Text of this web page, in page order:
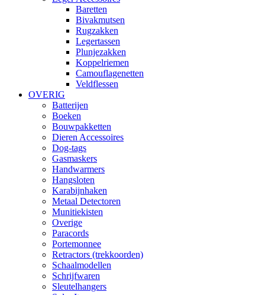
Baretten
Bivakmutsen
Rugzakken
Legertassen
Plunjezakken
Koppelriemen
Camouflagenetten
Veldflessen
OVERIG
Batterijen
Boeken
Bouwpakketten
Dieren Accessoires
Dog-tags
Gasmaskers
Handwarmers
Hangsloten
Karabijnhaken
Metaal Detectoren
Munitiekisten
Overige
Paracords
Portemonnee
Retractors (trekkoorden)
Schaalmodellen
Schrijfwaren
Sleutelhangers